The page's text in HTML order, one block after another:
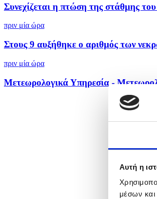
Αυτή η
μέσων
Συνεχίζεται η πτώση της στάθμης
πριν μία ώρα
Στους 9 αυξήθηκε ο αριθμός των
πριν μία ώρα
Μετεωρολογικά Υπηρεσία -